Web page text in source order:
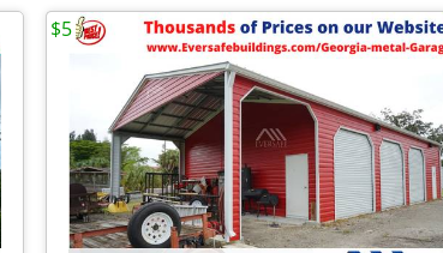
$5